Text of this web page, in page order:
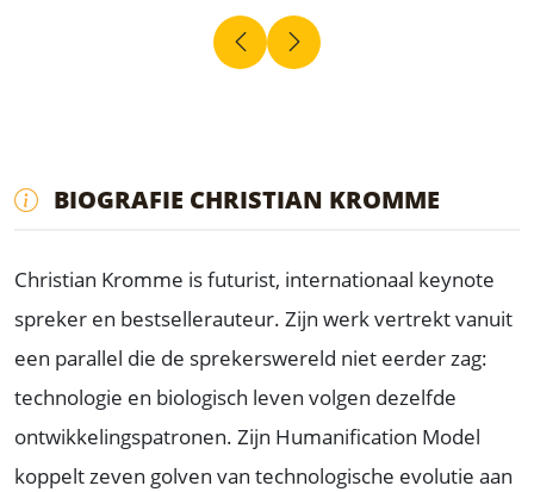
BIOGRAFIE CHRISTIAN KROMME
Christian Kromme is futurist, internationaal keynote
spreker en bestsellerauteur. Zijn werk vertrekt vanuit
een parallel die de sprekerswereld niet eerder zag:
technologie en biologisch leven volgen dezelfde
ontwikkelingspatronen. Zijn Humanification Model
koppelt zeven golven van technologische evolutie aan